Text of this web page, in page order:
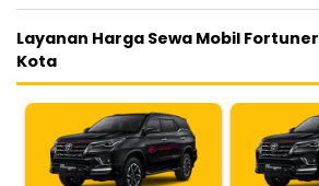
Layanan Harga Sewa Mobil
Kota